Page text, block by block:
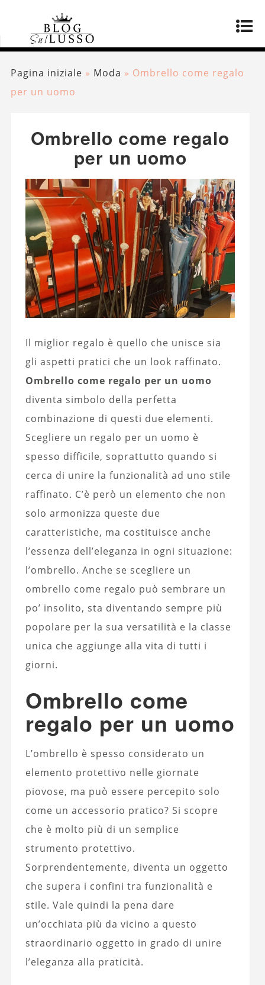
Pagina iniziale » Moda » Ombrello come regalo
per un uomo
Ombrello come regalo
per un uomo
Il miglior regalo è quello che unisce sia
gli aspetti pratici che un look raffinato.
Ombrello come regalo per un uomo
diventa simbolo della perfetta
combinazione di questi due elementi.
Scegliere un regalo per un uomo è
spesso difficile, soprattutto quando si
cerca di unire la funzionalità ad uno stile
raffinato. C’è però un elemento che non
solo armonizza queste due
caratteristiche, ma costituisce anche
l’essenza dell’eleganza in ogni situazione:
l’ombrello. Anche se scegliere un
ombrello come regalo può sembrare un
po’ insolito, sta diventando sempre più
popolare per la sua versatilità e la classe
unica che aggiunge alla vita di tutti i
giorni.
Ombrello come
regalo per un uomo
L’ombrello è spesso considerato un
elemento protettivo nelle giornate
piovose, ma può essere percepito solo
come un accessorio pratico? Si scopre
che è molto più di un semplice
strumento protettivo.
Sorprendentemente, diventa un oggetto
che supera i confini tra funzionalità e
stile. Vale quindi la pena dare
un’occhiata più da vicino a questo
straordinario oggetto in grado di unire
l’eleganza alla praticità.